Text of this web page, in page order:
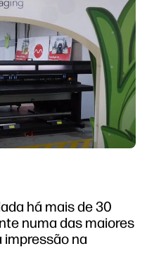
twitteryoutube
há mais de 30
numa das maiores
impressão na